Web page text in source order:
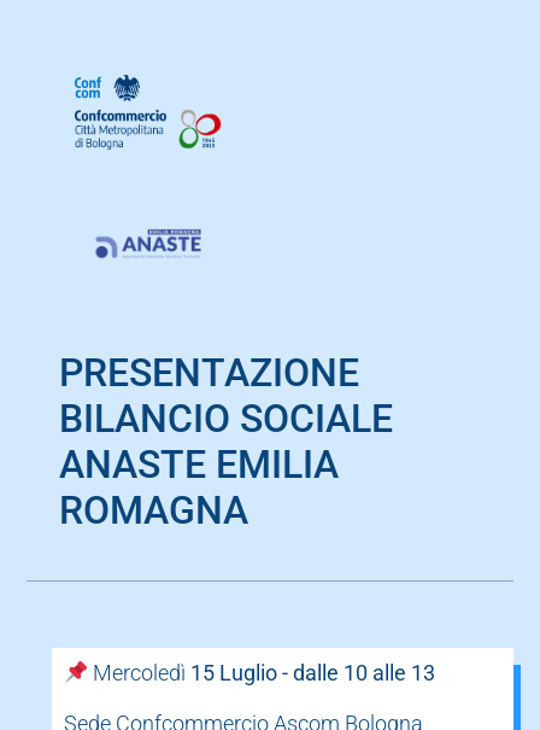
PRESENTAZIONE
BILANCIO SOCIALE
ANASTE EMILIA
ROMAGNA
Mercoledì 15 Luglio - dalle 10 alle 13
Sede Confcommercio Ascom Bologna